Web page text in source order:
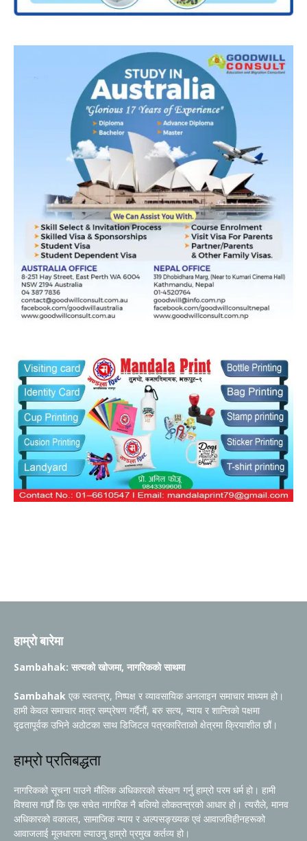
हाम्रो बारेमा
Sambahak: सत्यको खोजमा, नागरिकको साथमा
Sambahak एक स्वतन्त्र, निष्पक्ष र व्यावसायिक अनलाइन समाचार माध्यम हो।
हामी केवल समाचार मात्र सम्प्रेषण गर्दैनौं, बरु सत्य, न्याय र शान्तिको पक्षमा
दृढतापूर्वक उभिने अठोटका साथ डिजिटल पत्रकारिताको क्षेत्रमा क्रियाशील छौं।
हाम्रो प्रतिबद्धता
नागरिकको सूचना पाउने मौलिक अधिकारको संरक्षण गर्नु हाम्रो परम धर्म हो। हामी
विश्वास गर्छौं कि एक सचेत नागरिक नै बलियो लोकतन्त्रको आधार हो। त्यसैले, मानव
अधिकारको वकालत, सामाजिक न्याय र अल्पसङ्ख्यक एवं आवाजविहीनहरूको
आवाजलाई मूलधारमा ल्याउनु हाम्रो प्रमुख कर्तव्य हो।